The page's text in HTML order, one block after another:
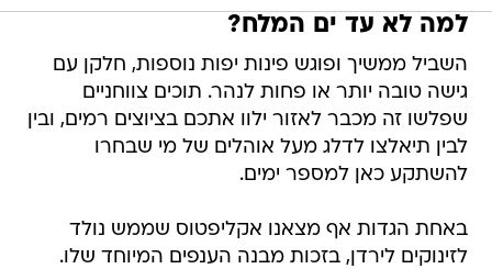
למה לא עד ים המלח?
השביל ממשיך ופוגש פינות יפות נוספות, חלקן עם
גישה טובה יותר או פחות לנהר. תוכים צווחניים
שפלשו זה מכבר לאזור ילוו אתכם בציוצים רמים, ובין
לבין תיאלצו לדלג מעל אוהלים של מי שבחרו
להשתקע כאן למספר ימים.
באחת הגדות אף מצאנו אקליפטוס שממש נולד
לזינוקים לירדן, בזכות מבנה הענפים המיוחד שלו.